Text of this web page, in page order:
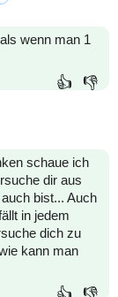
wenn man 1
👍 👎
schaue ich
dir aus
bist... Auch
in jedem
dich zu
kann man